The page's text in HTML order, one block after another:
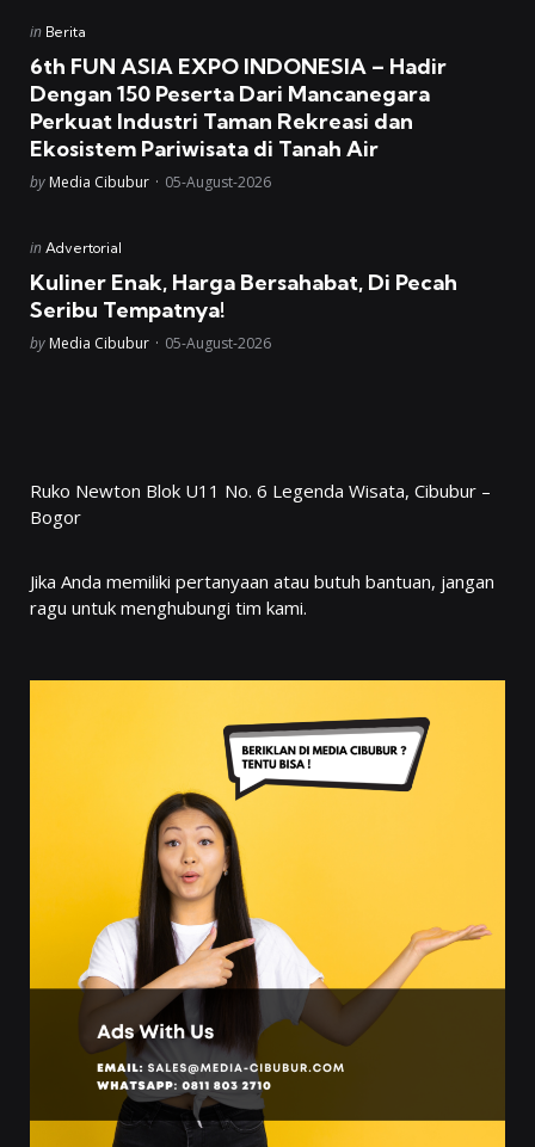
Posted
in Berita
6th FUN ASIA EXPO INDONESIA – Hadir
Dengan 150 Peserta Dari Mancanegara
Perkuat Industri Taman Rekreasi dan
Ekosistem Pariwisata di Tanah Air
Posted
by Media Cibubur 05-August-2026
Posted
in Advertorial
Kuliner Enak, Harga Bersahabat, Di Pecah
Seribu Tempatnya!
Posted
by Media Cibubur 05-August-2026
Ruko Newton Blok U11 No. 6 Legenda Wisata, Cibubur –
Bogor
Jika Anda memiliki pertanyaan atau butuh bantuan, jangan
ragu untuk menghubungi tim kami.